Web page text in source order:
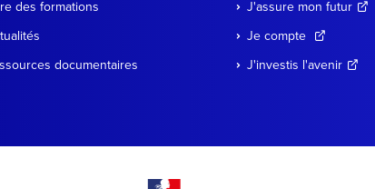
des formations
documentaires
J'assure mon futur
Je compte
J'investis l'avenir